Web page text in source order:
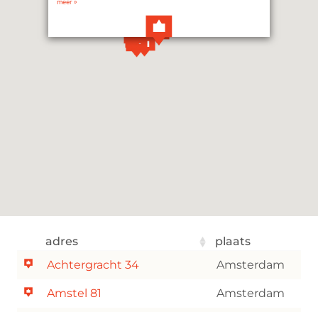
meer»
adres
plaats
Achtergracht 34
Amsterdam
Amstel 81 Amsterdam